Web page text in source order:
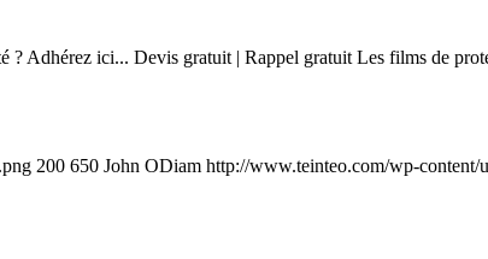
? Adhérez ici... Devis gratuit | Rappel gratuit Les films de
200 650 John ODiam http://www.teinteo.com/wp-content/